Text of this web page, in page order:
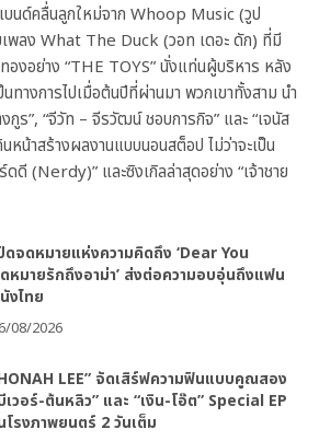
บนด์คลื่นลูกใหม่จาก Whoop Music (วูป
เพลง What The Duck (วอท เดอะ ดัก) ที่มี
องอย่าง “THE TOYS” นั่งแท่นผู้บริหาร หลัง
ทางการไปเมื่อต้นปีที่ผ่านมา พวกเขาทั้งสาม นำ
กูร”, “จีวัท – จีรวัฒน์ ชอบการกิจ” และ “เจนัส
หน้าสร้างผลงานแบบนอนสต็อป ไม่ว่าจะเป็น
ดี (Nerdy)” และซิงเกิลล่าสุดอย่าง “เจ้าชาย
ดจดหมายแห่งความคิดถึง ‘Dear You
หมายรักถึงอาม่า’ ส่งต่อความอบอุ่นถึงแฟน
งไทย
08/2026
LEE” จัดเสิร์ฟความฟินแบบคูณสอง
เวอร์-ต้นหลิว” และ “เงิน-โอ๊ต” Special EP
โรงภาพยนตร์ 2 วันเต็ม